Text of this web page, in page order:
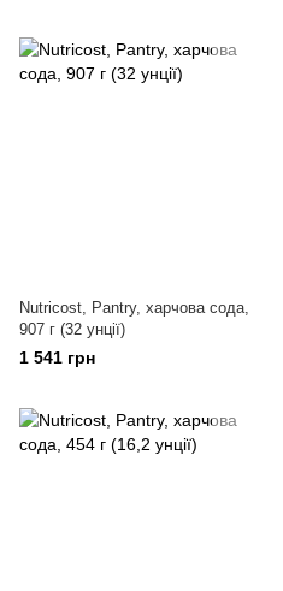
Nutricost, Pantry, харчова сода,
907 г (32 унції)
1 541 грн